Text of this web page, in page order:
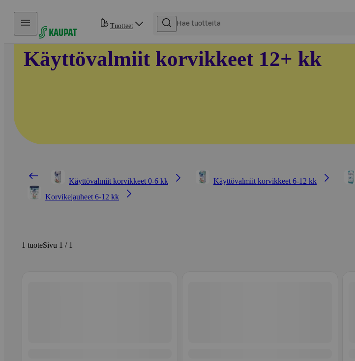
Hyppää sisältöön
Tuotteet
Käyttövalmiit korvikkeet 12+ kk
Käyttövalmiit korvikkeet 0-6 kk Käyttövalmiit korvikkeet 6-12 kk
Korvikejauheet 6-12 kk
1 tuoteSivu 1 / 1